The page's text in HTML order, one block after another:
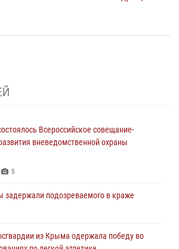
Всероссийское совещание-
вневедомственной охраны
5
задержали подозреваемого в краже
из Крыма одержала победу во